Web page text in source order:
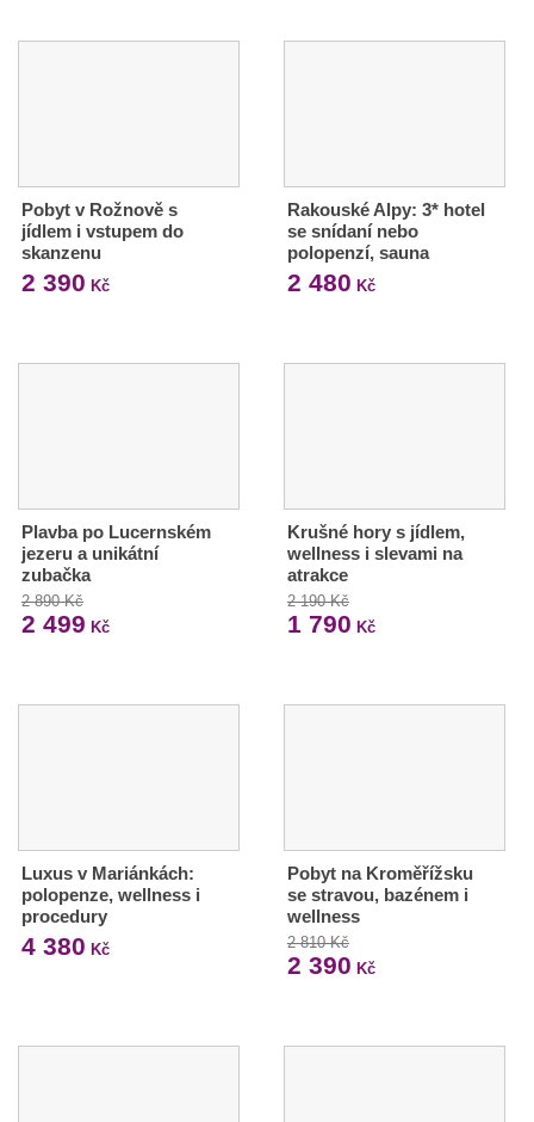
Pobyt v Rožnově s
jídlem i vstupem do
skanzenu
2 390 Kč
Rakouské Alpy: 3* hotel
se snídaní nebo
polopenzí, sauna
2 480 Kč
Plavba po Lucernském
jezeru a unikátní
zubačka
2 890 Kč
2 499 Kč
Krušné hory s jídlem,
wellness i slevami na
atrakce
2 190 Kč
1 790 Kč
Luxus v Mariánkách:
polopenze, wellness i
procedury
4 380 Kč
Pobyt na Kroměřížsku
se stravou, bazénem i
wellness
2 810 Kč
2 390 Kč